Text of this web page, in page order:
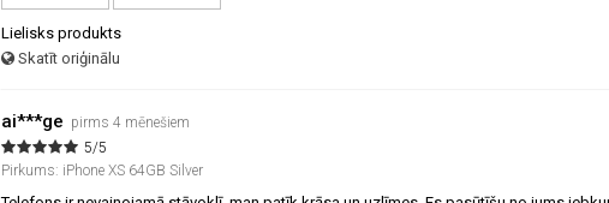
Lielisks produkts
Skatīt oriģinālu
ai***ge pirms 4 mēnešiem
5/5
Pirkums: iPhone XS 64GB Silver